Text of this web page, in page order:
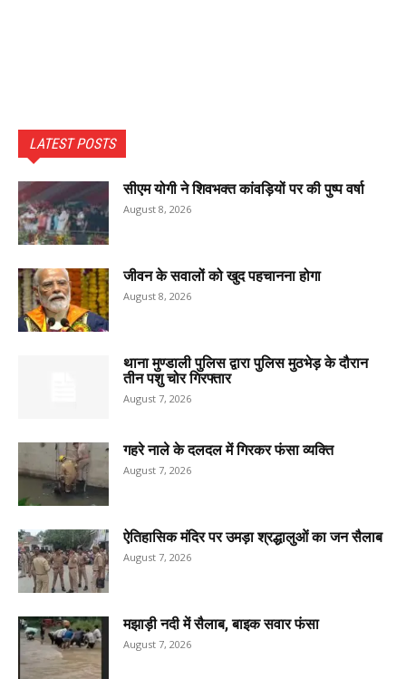
LATEST POSTS
सीएम योगी ने शिवभक्त कांवड़ियों पर की पुष्प वर्षा
August 8, 2026
जीवन के सवालों को खुद पहचानना होगा
August 8, 2026
थाना मुण्डाली पुलिस द्वारा पुलिस मुठभेड़ के दौरान
तीन पशु चोर गिरफ्तार
August 7, 2026
गहरे नाले के दलदल में गिरकर फंसा व्यक्ति
August 7, 2026
ऐतिहासिक मंदिर पर उमड़ा श्रद्धालुओं का जन सैलाब
August 7, 2026
मझाड़ी नदी में सैलाब, बाइक सवार फंसा
August 7, 2026